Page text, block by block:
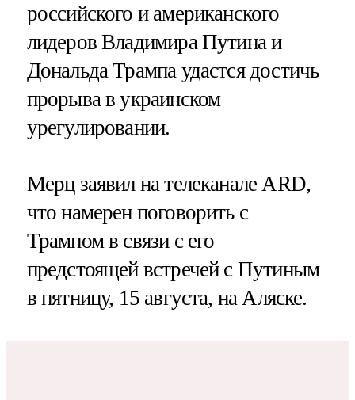
российского и американского
лидеров Владимира Путина и
Дональда Трампа удастся достичь
прорыва в украинском
урегулировании.
Мерц заявил на телеканале ARD,
что намерен поговорить с
Трампом в связи с его
предстоящей встречей с Путиным
в пятницу, 15 августа, на Аляске.